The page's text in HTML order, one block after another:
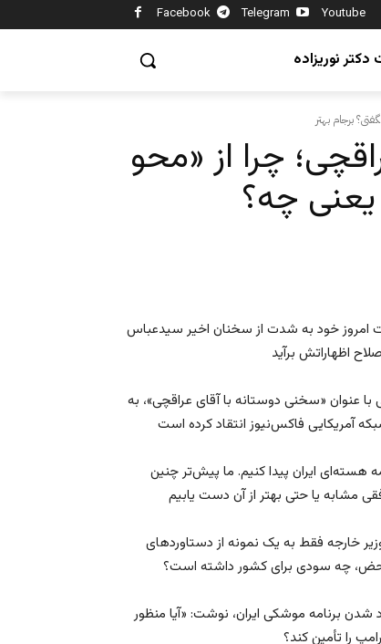
Facebook Telegram Youtube
نوریزاده
چرا از «محو
یعنی چه؟
امروز خود به شدت از سخنان اخیر سیدعباس
عنوان «سخنی دوستانه با آقای عراقچی»، به
هسته‌ای ایران پیدا کنیم. ما پیش‌تر چنین
خارجه فقط به یک نمونه از دستاورد‌های
برنامه موشکی ایران، نوشت: «آیا منظور